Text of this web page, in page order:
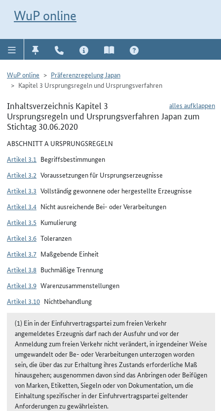
WuP online
WuP online
Präferenzregelung Japan
Kapitel 3 Ursprungsregeln und Ursprungsverfahren
alles aufklappen
Inhaltsverzeichnis Kapitel 3
Ursprungsregeln und Ursprungsverfahren Japan zum
Stichtag 30.06.2020
ABSCHNITT A URSPRUNGSREGELN
Artikel 3.1 Begriffsbestimmungen
Artikel 3.2 Voraussetzungen für Ursprungserzeugnisse
Artikel 3.3 Vollständig gewonnene oder hergestellte Erzeugnisse
Artikel 3.4 Nicht ausreichende Bei- oder Verarbeitungen
Artikel 3.5 Kumulierung
Artikel 3.6 Toleranzen
Artikel 3.7 Maßgebende Einheit
Artikel 3.8 Buchmäßige Trennung
Artikel 3.9 Warenzusammenstellungen
Artikel 3.10 Nichtbehandlung
(1) Ein in der Einfuhrvertragspartei zum freien Verkehr
angemeldetes Erzeugnis darf nach der Ausfuhr und vor der
Anmeldung zum freien Verkehr nicht verändert, in irgendeiner Weise
umgewandelt oder Be- oder Verarbeitungen unterzogen worden
sein, die über das zur Erhaltung ihres Zustands erforderliche Maß
hinausgehen; ausgenommen davon sind das Anbringen oder Beifügen
von Marken, Etiketten, Siegeln oder von Dokumentation, um die
Einhaltung spezifischer in der Einfuhrvertragspartei geltender
Anforderungen zu gewährleisten.